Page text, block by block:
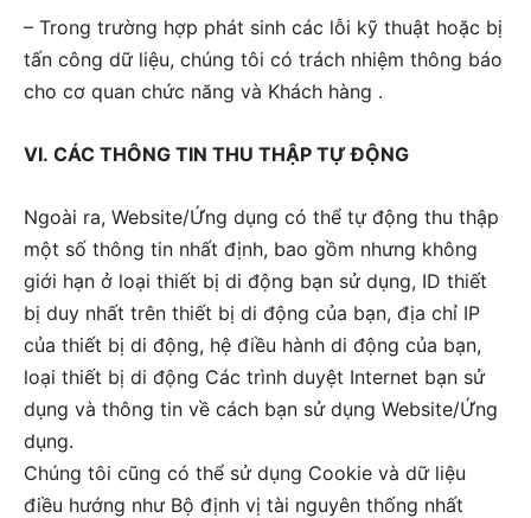
– Trong trường hợp phát sinh các lỗi kỹ thuật hoặc bị
tấn công dữ liệu, chúng tôi có trách nhiệm thông báo
cho cơ quan chức năng và Khách hàng .
VI. CÁC THÔNG TIN THU THẬP TỰ ĐỘNG
Ngoài ra, Website/Ứng dụng có thể tự động thu thập
một số thông tin nhất định, bao gồm nhưng không
giới hạn ở loại thiết bị di động bạn sử dụng, ID thiết
bị duy nhất trên thiết bị di động của bạn, địa chỉ IP
của thiết bị di động, hệ điều hành di động của bạn,
loại thiết bị di động Các trình duyệt Internet bạn sử
dụng và thông tin về cách bạn sử dụng Website/Ứng
dụng.
Chúng tôi cũng có thể sử dụng Cookie và dữ liệu
điều hướng như Bộ định vị tài nguyên thống nhất